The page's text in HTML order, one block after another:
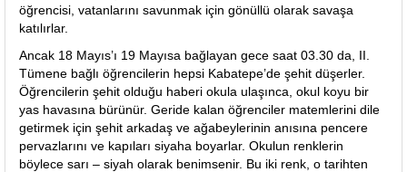
öğrencisi, vatanlarını savunmak için gönüllü olarak savaşa
katılırlar.
Ancak 18 Mayıs’ı 19 Mayısa bağlayan gece saat 03.30 da, II.
Tümene bağlı öğrencilerin hepsi Kabatepe’de şehit düşerler.
Öğrencilerin şehit olduğu haberi okula ulaşınca, okul koyu bir
yas havasına bürünür. Geride kalan öğrenciler matemlerini dile
getirmek için şehit arkadaş ve ağabeylerinin anısına pencere
pervazlarını ve kapıları siyaha boyarlar. Okulun renklerin
böylece sarı – siyah olarak benimsenir. Bu iki renk, o tarihten